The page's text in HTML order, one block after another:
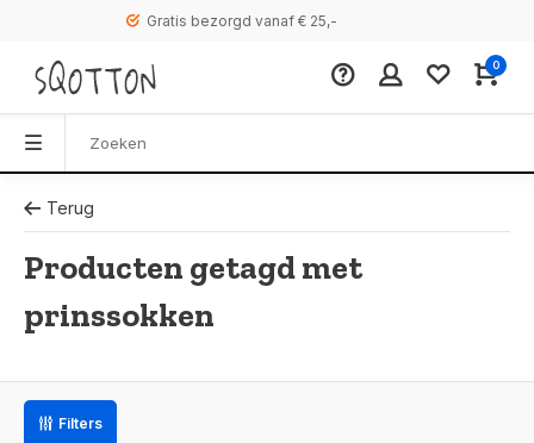
Gratis bezorgd vanaf € 25,-
0
Terug
Producten getagd met
prinssokken
Filters